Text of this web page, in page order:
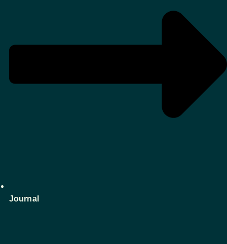
Journal